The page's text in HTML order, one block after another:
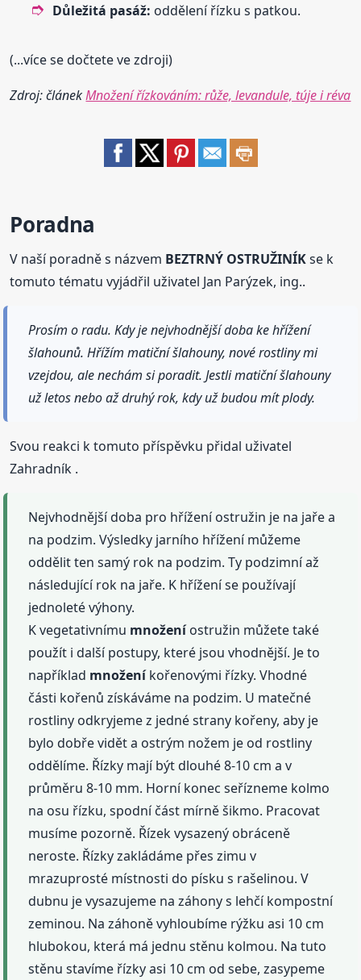
Důležitá pasáž: oddělení řízku s patkou.
(...více se dočtete ve zdroji)
Zdroj: článekMnožení řízkováním: růže, levandule, túje i réva
Poradna
V naší poradně s názvem BEZTRNÝ OSTRUŽINÍKse k
tomuto tématu vyjádřil uživatel Jan Parýzek, ing..
Prosím o radu. Kdy je nejvhodnější doba ke hřížení
šlahounů. Hřížím matiční šlahouny, nové rostliny mi
vzejdou, ale nechám si poradit. Jestli matiční šlahouny
už letos nebo až druhý rok, kdy už budou mít plody.
Svou reakci k tomuto příspěvku přidal uživatel
Zahradník .
Nejvhodnější doba pro hřížení ostružin je na jaře a
na podzim. Výsledky jarního hřížení můžeme
oddělit ten samý rok na podzim. Ty podzimní až
následující rok na jaře. K hřížení se používají
jednoleté výhony.
K vegetativnímu množeníostružin můžete také
použít i další postupy, které jsou vhodnější. Je to
například množeníkořenovými řízky. Vhodné
části kořenů získáváme na podzim. U matečné
rostliny odkryjeme z jedné strany kořeny, aby je
bylo dobře vidět a ostrým nožem je od rostliny
oddělíme. Řízky mají být dlouhé 8-10 cm a v
průměru 8-10 mm. Horní konec seřízneme kolmo
na osu řízku, spodní část mírně šikmo. Pracovat
musíme pozorně. Řízek vysazený obráceně
neroste. Řízky zakládáme přes zimu v
mrazuprosté místnosti do písku s rašelinou. V
dubnu je vysazujeme na záhony s lehčí kompostní
zeminou. Na záhoně vyhloubíme rýžku asi 10 cm
hlubokou, která má jednu stěnu kolmou. Na tuto
stěnu stavíme řízky asi 10 cm od sebe, zasypeme